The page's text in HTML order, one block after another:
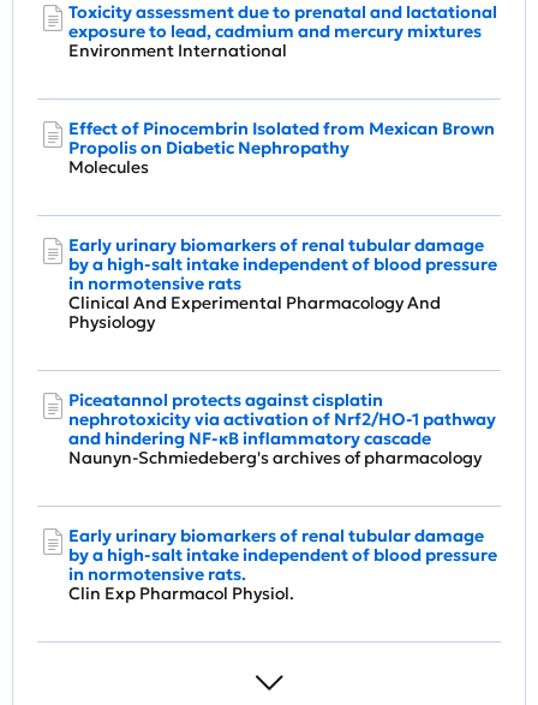
Toxicity assessment due to prenatal and lactational
exposure to lead, cadmium and mercury mixtures
Environment International
Effect of Pinocembrin Isolated from Mexican Brown
Propolis on Diabetic Nephropathy
Molecules
Early urinary biomarkers of renal tubular damage
by a high‐salt intake independent of blood pressure
in normotensive rats
Clinical And Experimental Pharmacology And
Physiology
Piceatannol protects against cisplatin
nephrotoxicity via activation of Nrf2/HO-1 pathway
and hindering NF-κB inflammatory cascade
Naunyn-Schmiedeberg's archives of pharmacology
Early urinary biomarkers of renal tubular damage
by a high-salt intake independent of blood pressure
in normotensive rats.
Clin Exp Pharmacol Physiol.